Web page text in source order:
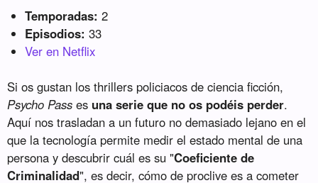
Temporadas: 2
Episodios: 33
Ver en Netflix
Si os gustan los thrillers policiacos de ciencia ficción,
Psycho Pass es una serie que no os podéis perder.
Aquí nos trasladan a un futuro no demasiado lejano en el
que la tecnología permite medir el estado mental de una
persona y descubrir cuál es su "Coeficiente de
Criminalidad", es decir, cómo de proclive es a cometer